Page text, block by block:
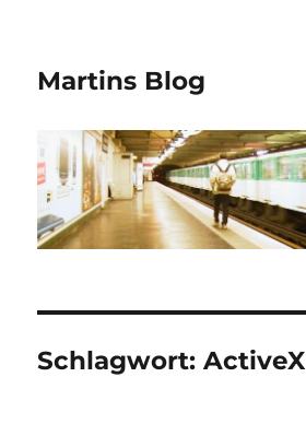
Martins Blog
Schlagwort:ActiveX